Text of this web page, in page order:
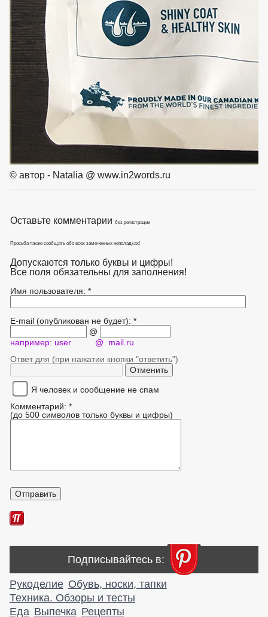
© автор - Natalia @ www.in2words.ru
Оставьте комментарии без регистрации
Просьба также сообщать обо всех замеченных неполадках!
Допускаются только буквы и цифры!
Все поля обязательны для заполнения!
Имя пользователя: *
E-mail (опубликован не будет): *
@
например: user @ mail.ru
Ответ для (при нажатии кнопки "ответить")
Я человек и сообщение не спам
Комментарий: *
(до 500 символов только буквы и цифры)
Подписывайтесь в:
Рукоделие Обувь, носки, тапки
Техника. Обзоры и тесты
Еда Выпечка Рецепты